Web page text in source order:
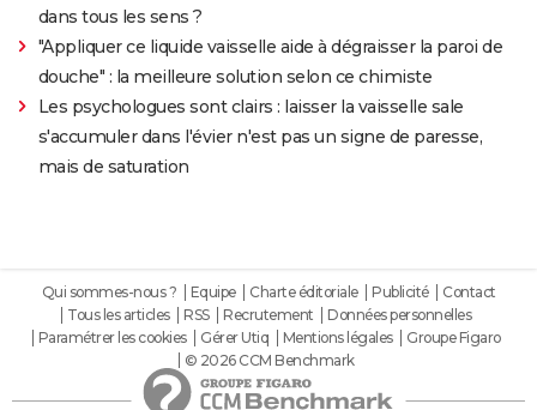
dans tous les sens ?
"Appliquer ce liquide vaisselle aide à dégraisser la paroi de
douche" : la meilleure solution selon ce chimiste
Les psychologues sont clairs : laisser la vaisselle sale
s'accumuler dans l'évier n'est pas un signe de paresse,
mais de saturation
Qui sommes-nous ? Equipe Charte éditoriale Publicité
Contact
Tous les articles
RSS Recrutement
Données personnelles
Paramétrer les cookies
Gérer Utiq Mentions légales
Groupe Figaro
© 2026 CCM Benchmark